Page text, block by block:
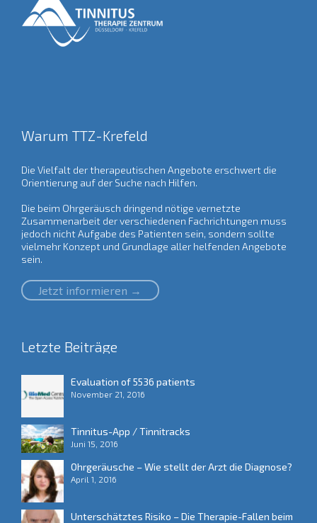
Warum TTZ-Krefeld
Die Vielfalt der therapeutischen Angebote erschwert die
Orientierung auf der Suche nach Hilfen.
Die beim Ohrgeräusch dringend nötige vernetzte
Zusammenarbeit der verschiedenen Fachrichtungen muss
jedoch nicht Aufgabe des Patienten sein, sondern sollte
vielmehr Konzept und Grundlage aller helfenden Angebote
sein.
Jetzt informieren →
Letzte Beiträge
Evaluation of 5536 patients
November 21, 2016
Tinnitus-App / Tinnitracks
Juni 15, 2016
Ohrgeräusche – Wie stellt der Arzt die Diagnose?
April 1, 2016
Unterschätztes Risiko – Die Therapie-Fallen beim